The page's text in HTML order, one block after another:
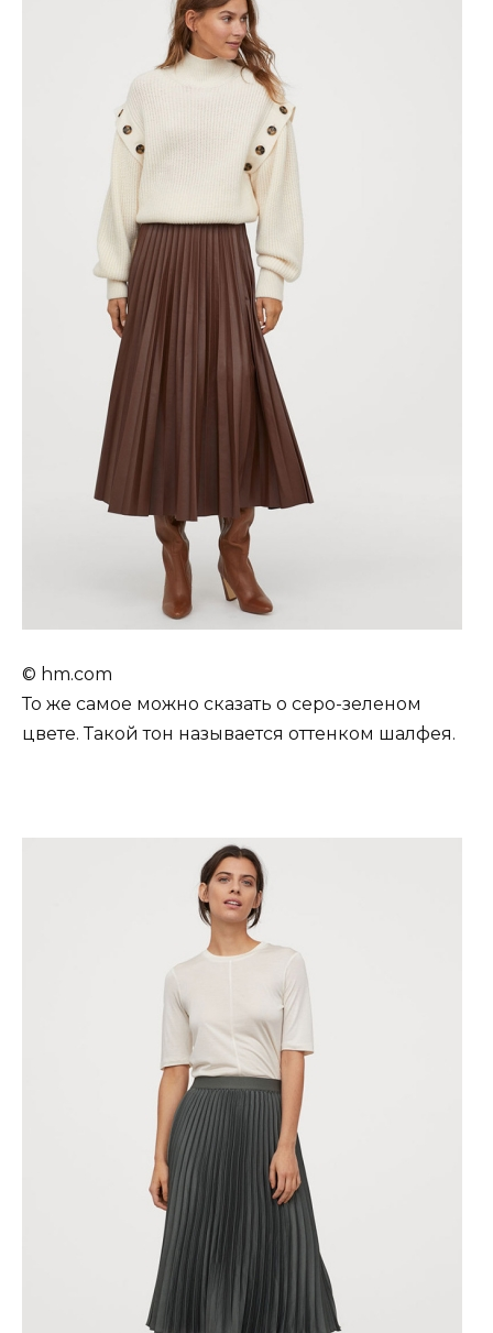
© hm.com
То же самое можно сказать о серо-зеленом
цвете. Такой тон называется оттенком шалфея.